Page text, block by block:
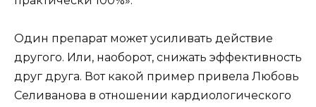
Один препарат может усиливать действие
другого. Или, наоборот, снижать эффективность
друг друга. Вот какой пример привела Любовь
Селиванова в отношении кардиологического